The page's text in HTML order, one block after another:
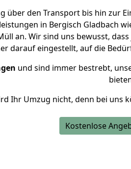
über den Transport bis hin zur
in Bergisch Gladbach
an. Wir sind uns bewusst,
darauf eingestellt, auf die
und sind immer bestrebt,
Ihr Umzug nicht, denn bei uns
Kostenlose